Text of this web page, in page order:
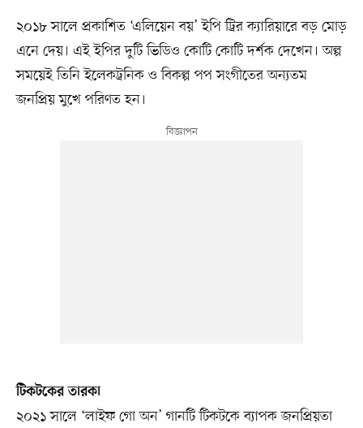
২০১৮ সালে প্রকাশিত ‘এলিয়েন বয়’ ইপি ট্রির ক্যারিয়ারে বড় মোড়
এনে দেয়। এই ইপির দুটি ভিডিও কোটি কোটি দর্শক দেখেন। অল্প
সময়েই তিনি ইলেকট্রনিক ও বিকল্প পপ সংগীতের অন্যতম
জনপ্রিয় মুখে পরিণত হন।
টিকটকের তারকা
২০২১ সালে ‘লাইফ গো অন’ গানটি টিকটকে ব্যাপক জনপ্রিয়তা